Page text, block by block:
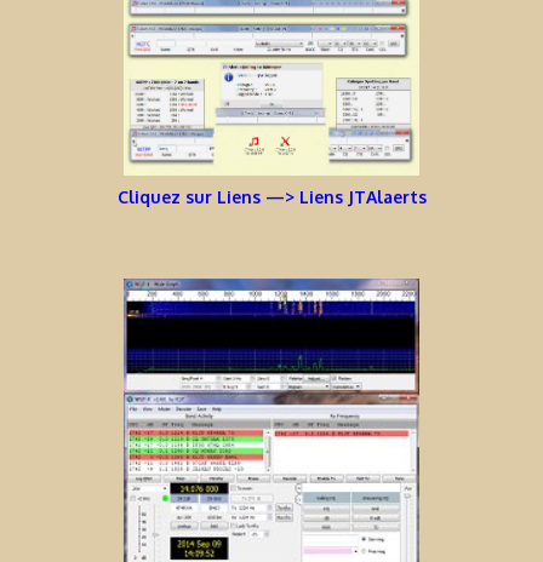
Cliquez sur Liens —> Liens JTAlaerts